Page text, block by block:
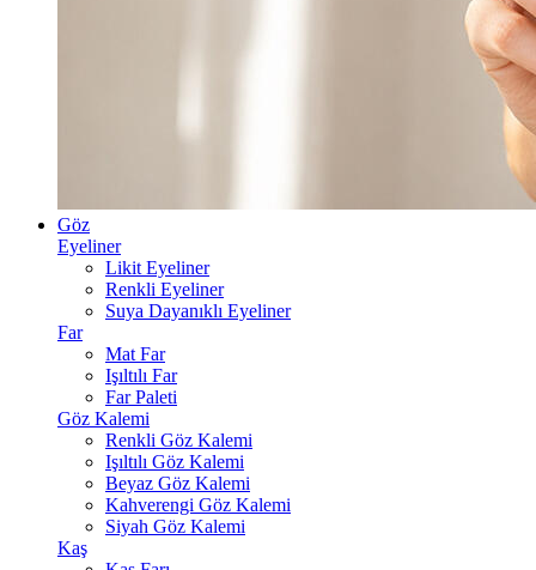
Göz
Eyeliner
Likit Eyeliner
Renkli Eyeliner
Suya Dayanıklı Eyeliner
Far
Mat Far
Işıltılı Far
Far Paleti
Göz Kalemi
Renkli Göz Kalemi
Işıltılı Göz Kalemi
Beyaz Göz Kalemi
Kahverengi Göz Kalemi
Siyah Göz Kalemi
Kaş